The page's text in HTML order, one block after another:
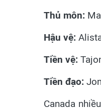
Thủ môn:
Hậu vệ:
Tiền vệ:
Tiền đạo:
Canada